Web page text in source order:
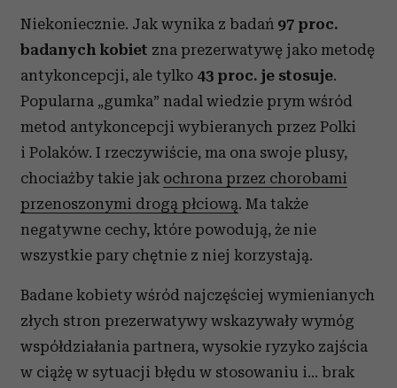
Niekoniecznie. Jak wynika z badań 97 proc.
badanych kobiet zna prezerwatywę jako metodę
antykoncepcji, ale tylko 43 proc. je stosuje.
Popularna „gumka” nadal wiedzie prym wśród
metod antykoncepcji wybieranych przez Polki
i Polaków. I rzeczywiście, ma ona swoje plusy,
chociażby takie jak ochrona przez chorobami
przenoszonymi drogą płciową. Ma także
negatywne cechy, które powodują, że nie
wszystkie pary chętnie z niej korzystają.
Badane kobiety wśród najczęściej wymienianych
złych stron prezerwatywy wskazywały wymóg
współdziałania partnera, wysokie ryzyko zajścia
w ciążę w sytuacji błędu w stosowaniu i… brak